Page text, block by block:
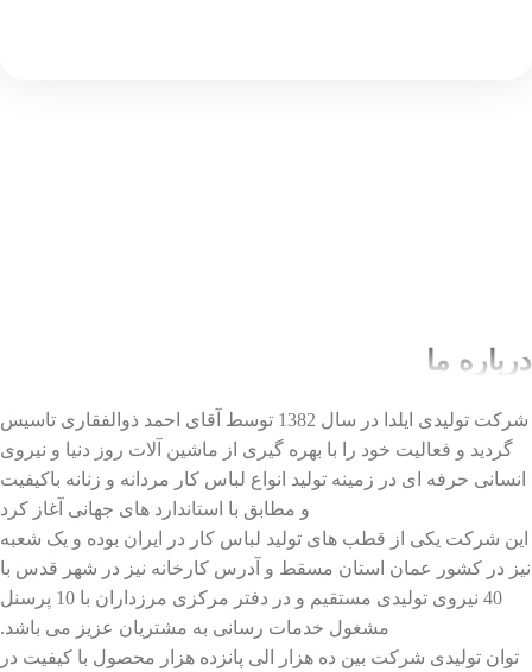
درباره ما
شرکت تولیدی ایلدا در سال 1382 توسط آقای احمد ذوالفقاری تاسیس
گردید و فعالیت خود را با بهره گیری از ماشین آلات روز دنیا و نیروی
انسانی حرفه ای در زمینه تولید انواع لباس کار مردانه و زنانه باکیفیت
و مطابق با استاندارد های جهانی آغاز کرد
این شرکت یکی از قطب های تولید لباس کار در ایران بوده و یک شعبه
نیز در کشور عمان استان مسقط و آدرس کارخانه نیز در شهر قدس با
40 نیروی تولیدی مستقیم و در دفتر مرکزی مرزداران با 10 پرسنل
مشغول خدمات رسانی به مشتریان عزیز می باشد.
توان تولیدی شرکت بین ده هزار الی پانزده هزار محصول با کیفیت در